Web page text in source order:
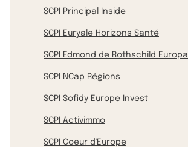
SCPI Principal Inside
SCPI Euryale Horizons Santé
SCPI Edmond de Rothschild Europa
SCPI NCap Régions
SCPI Sofidy Europe Invest
SCPI Activimmo
SCPI Coeur d'Europe